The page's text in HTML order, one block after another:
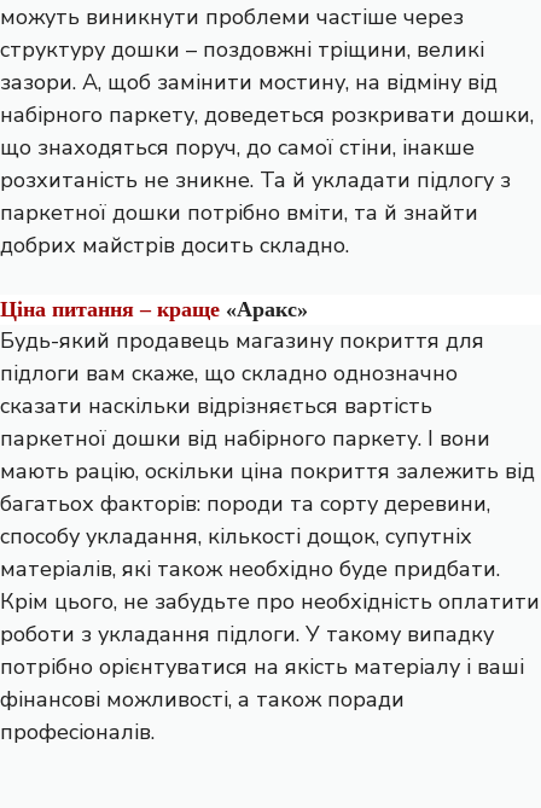
можуть виникнути проблеми частіше через
структуру дошки – поздовжні тріщини, великі
зазори. А, щоб замінити мостину, на відміну від
набірного паркету, доведеться розкривати дошки,
що знаходяться поруч, до самої стіни, інакше
розхитаність не зникне. Та й укладати підлогу з
паркетної дошки потрібно вміти, та й знайти
добрих майстрів досить складно.
Ціна питання – краще «Аракс»
Будь-який продавець магазину покриття для
підлоги вам скаже, що складно однозначно
сказати наскільки відрізняється вартість
паркетної дошки від набірного паркету. І вони
мають рацію, оскільки ціна покриття залежить від
багатьох факторів: породи та сорту деревини,
способу укладання, кількості дощок, супутніх
матеріалів, які також необхідно буде придбати.
Крім цього, не забудьте про необхідність оплатити
роботи з укладання підлоги. У такому випадку
потрібно орієнтуватися на якість матеріалу і ваші
фінансові можливості, а також поради
професіоналів.